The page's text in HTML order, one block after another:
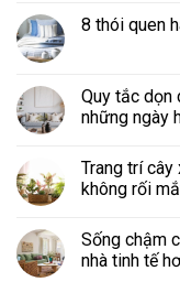
8 thói quen
Quy tắc dọn
những ngày
Trang trí
không rối
Sống chậm
nhà tinh tế